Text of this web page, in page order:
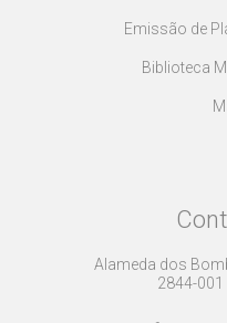
Emissão de
Biblioteca
Alameda dos
2844-001